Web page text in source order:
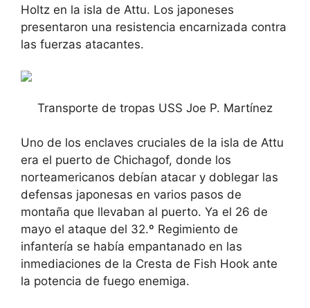
Holtz en la isla de Attu. Los japoneses
presentaron una resistencia encarnizada contra
las fuerzas atacantes.
Transporte de tropas USS Joe P. Martínez
Uno de los enclaves cruciales de la isla de Attu
era el puerto de Chichagof, donde los
norteamericanos debían atacar y doblegar las
defensas japonesas en varios pasos de
montaña que llevaban al puerto. Ya el 26 de
mayo el ataque del 32.º Regimiento de
infantería se había empantanado en las
inmediaciones de la Cresta de Fish Hook ante
la potencia de fuego enemiga.